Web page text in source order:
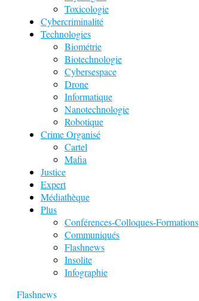
Toxicologie
Cybercriminalité
Technologies
Biométrie
Biotechnologie
Cybersespace
Drone
Informatique
Nanotechnologie
Robotique
Crime Organisé
Cartel
Mafia
Justice
Expert
Médiathèque
Plus
Conférences-Colloques-Formations
Communiqués
Flashnews
Insolite
Infographie
Flashnews